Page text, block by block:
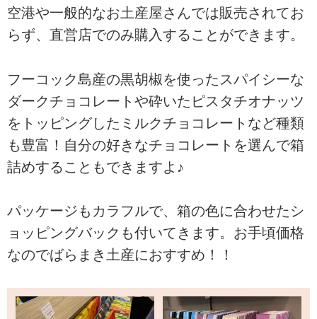
空港や一般的なお土産屋さんでは販売されてお
らず、直営店でのみ購入することができます。
フーコック島産の黒胡椒を使ったスパイシーな
ダークチョコレートや砕いたピスタチオナッツ
をトッピングしたミルクチョコレートなど種類
も豊富！自分の好きなチョコレートを選んで箱
詰めすることもできますよ♪
パッケージもカラフルで、箱の色に合わせたシ
ョッピングバックも付いてきます。お手頃価格
なのでばらまき土産におすすめ！！